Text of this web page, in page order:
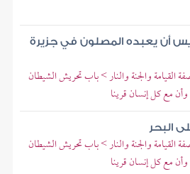
أن يعبده المصلون في جزيرة
والجنة والنار > باب تحريش الشيطان
وأن مع كل إنسان قرينا
البحر
والجنة والنار > باب تحريش الشيطان
وأن مع كل إنسان قرينا